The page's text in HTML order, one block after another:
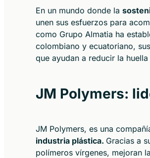
En un mundo donde la
unen sus esfuerzos para
como Grupo Almatia ha
colombiano y ecuatoriano,
que ayudan a reducir la
JM Polymers:
JM Polymers, es una
industria plástica. Gracias a
polímeros vírgenes, mejoran